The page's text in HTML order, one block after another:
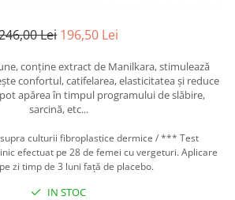
Lei 196,50 Lei
conține extract de Manilkara, stimulează
confortul, catifelarea, elasticitatea și reduce
apărea în timpul programului de slăbire,
sarcină, etc...
culturii fibroplastice dermice / *** Test
efectuat pe 28 de femei cu vergeturi. Aplicare
pe zi timp de 3 luni față de placebo.
IN STOC